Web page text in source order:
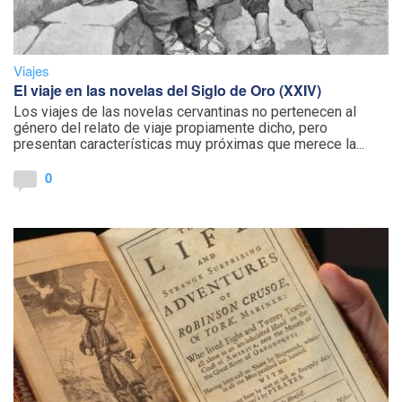
Viajes
El viaje en las novelas del Siglo de Oro (XXIV)
Los viajes de las novelas cervantinas no pertenecen al
género del relato de viaje propiamente dicho, pero
presentan características muy próximas que merece la...
0